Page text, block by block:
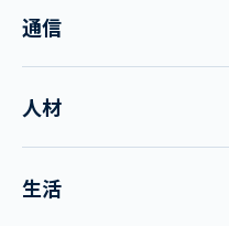
通信
人材
生活